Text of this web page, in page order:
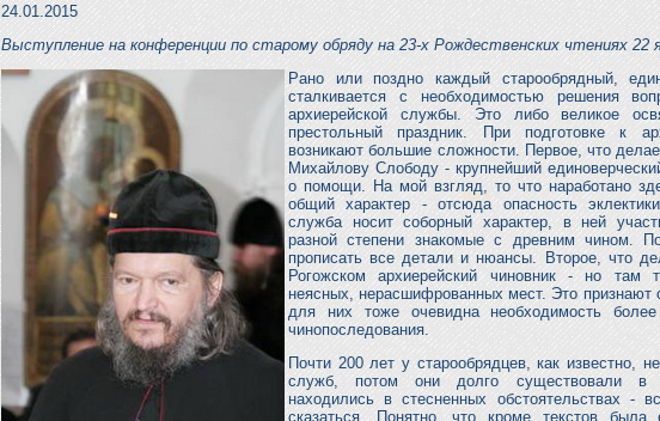
24.01.2015
Выступление на конференции по старому обряду на 23-х Рождественских чтениях 22
Рано или поздно каждый старообрядный,
сталкивается с необходимостью решения
архиерейской службы. Это либо великое
престольный праздник. При подготовке к
возникают большие сложности. Первое, что
Михайлову Слободу - крупнейший
о помощи. На мой взгляд, то что наработано
общий характер - отсюда опасность
служба носит соборный характер, в ней
разной степени знакомые с древним чином.
прописать все детали и нюансы. Второе, что
Рогожском архиерейский чиновник - но там
неясных, нерасшифрованных мест. Это признают
для них тоже очевидна необходимость более
чинопоследования.
Почти 200 лет у старообрядцев, как известно,
служб, потом они долго существовали в
находились в стесненных обстоятельствах -
сказаться. Понятно, что кроме текстов была